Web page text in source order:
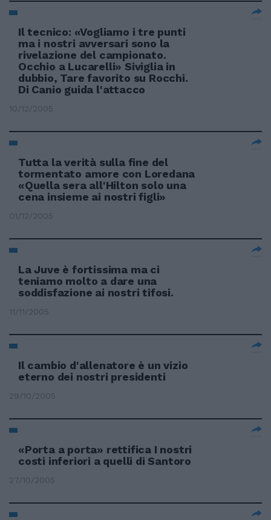
Il tecnico: «Vogliamo i tre punti
ma i nostri avversari sono la
rivelazione del campionato.
Occhio a Lucarelli» Siviglia in
dubbio, Tare favorito su Rocchi.
Di Canio guida l'attacco
10/12/2005
Tutta la verità sulla fine del
tormentato amore con Loredana
«Quella sera all'Hilton solo una
cena insieme ai nostri figli»
01/12/2005
La Juve è fortissima ma ci
teniamo molto a dare una
soddisfazione ai nostri tifosi.
11/11/2005
Il cambio d'allenatore è un vizio
eterno dei nostri presidenti
29/10/2005
«Porta a porta» rettifica I nostri
costi inferiori a quelli di Santoro
27/10/2005